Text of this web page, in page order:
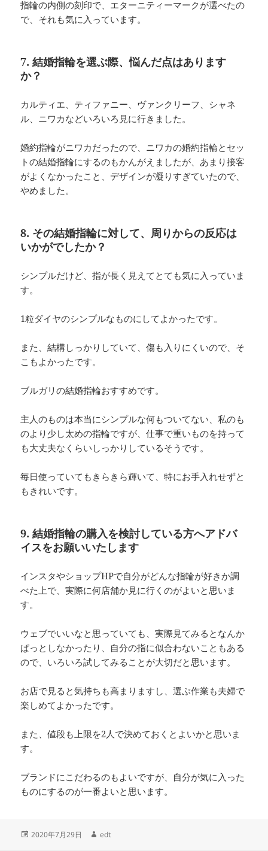
指輪の内側の刻印で、エターニティーマークが選べたの
で、それも気に入っています。
7. 結婚指輪を選ぶ際、悩んだ点はあります
か？
カルティエ、ティファニー、ヴァンクリーフ、シャネ
ル、ニワカなどいろいろ見に行きました。
婚約指輪がニワカだったので、ニワカの婚約指輪とセッ
トの結婚指輪にするのもかんがえましたが、あまり接客
がよくなかったこと、デザインが凝りすぎていたので、
やめました。
8. その結婚指輪に対して、周りからの反応は
いかがでしたか？
シンプルだけど、指が長く見えてとても気に入っていま
す。
1粒ダイヤのシンプルなものにしてよかったです。
また、結構しっかりしていて、傷も入りにくいので、そ
こもよかったです。
ブルガリの結婚指輪おすすめです。
主人のものは本当にシンプルな何もついてない、私のも
のより少し太めの指輪ですが、仕事で重いものを持って
も大丈夫なくらいしっかりしているそうです。
毎日使っていてもきらきら輝いて、特にお手入れせずと
もきれいです。
9. 結婚指輪の購入を検討している方へアドバ
イスをお願いいたします
インスタやショップHPで自分がどんな指輪が好きか調
べた上で、実際に何店舗か見に行くのがよいと思いま
す。
ウェブでいいなと思っていても、実際見てみるとなんか
ぱっとしなかったり、自分の指に似合わないこともある
ので、いろいろ試してみることが大切だと思います。
お店で見ると気持ちも高まりますし、選ぶ作業も夫婦で
楽しめてよかったです。
また、値段も上限を2人で決めておくとよいかと思いま
す。
ブランドにこだわるのもよいですが、自分が気に入った
ものにするのが一番よいと思います。
投
2020年7月29日
作
edt